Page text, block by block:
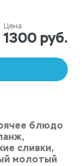
Цена:
1300 руб.
блюдо
сливки,
молотый